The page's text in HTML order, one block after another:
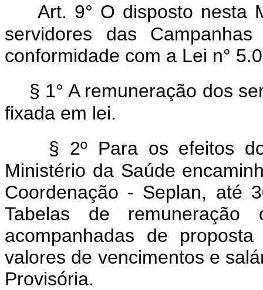
Art. 9° O disposto nesta
servidores das
conformidade com a Lei n°
§ 1° A remuneração dos
fixada em lei.
§ 2º Para os efeitos
Ministério da Saúde
Coordenação - Seplan, até
Tabelas de remuneração
acompanhadas de
valores de vencimentos e
Provisória.